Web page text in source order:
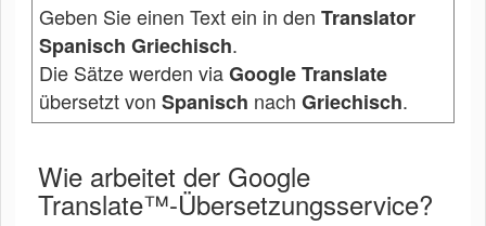
Geben Sie einen Text ein in den Translator
Spanisch Griechisch.
Die Sätze werden viaGoogle Translate
übersetzt von Spanisch nach Griechisch.
Wie arbeitet der Google
Translate™-Übersetzungsservice?